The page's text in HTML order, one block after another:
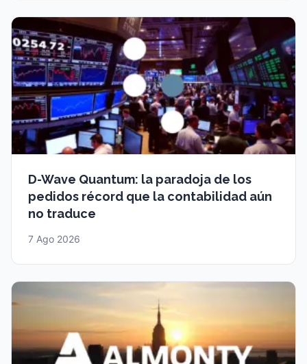
D-Wave Quantum: la paradoja de los
pedidos récord que la contabilidad aún
no traduce
7 Ago 2026